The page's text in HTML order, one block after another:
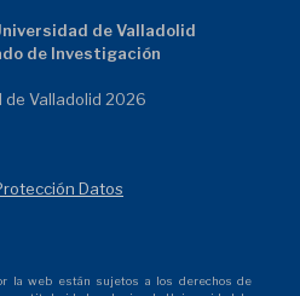
de Valladolid
de Investigación
de Valladolid 2026
Datos
la web están sujetos a los derechos de